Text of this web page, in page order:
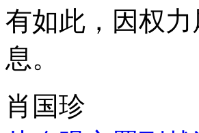
有如此，因权
息。
肖国珍